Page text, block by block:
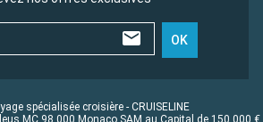
OK
spécialisée croisière - CRUISELINE
MC 98 000 Monaco SAM au Capital de 150 000 €